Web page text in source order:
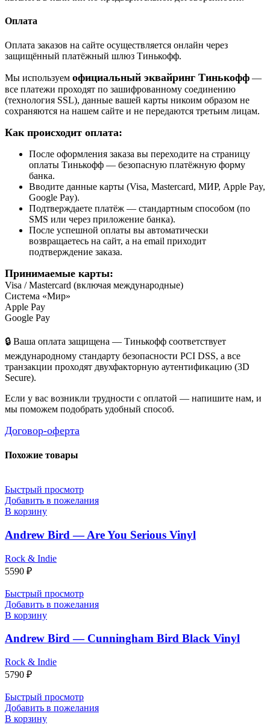
Оплата
Оплата заказов на сайте осуществляется онлайн через
защищённый платёжный шлюз Тинькофф.
Мы используем официальный эквайринг Тинькофф —
все платежи проходят по зашифрованному соединению
(технология SSL), данные вашей карты никоим образом не
сохраняются на нашем сайте и не передаются третьим лицам.
Как происходит оплата:
После оформления заказа вы переходите на страницу
оплаты Тинькофф — безопасную платёжную форму
банка.
Вводите данные карты (Visa, Mastercard, МИР, Apple Pay,
Google Pay).
Подтверждаете платёж — стандартным способом (по
SMS или через приложение банка).
После успешной оплаты вы автоматически
возвращаетесь на сайт, а на email приходит
подтверждение заказа.
Принимаемые карты:
Visa / Mastercard (включая международные)
Система «Мир»
Apple Pay
Google Pay
🔒 Ваша оплата защищена — Тинькофф соответствует
международному стандарту безопасности PCI DSS, а все
транзакции проходят двухфакторную аутентификацию (3D
Secure).
Если у вас возникли трудности с оплатой — напишите нам, и
мы поможем подобрать удобный способ.
Договор-оферта
Похожие товары
Быстрый просмотр
Добавить в пожелания
В корзину
Andrew Bird — Are You Serious Vinyl
Rock & Indie
5590 ₽
Быстрый просмотр
Добавить в пожелания
В корзину
Andrew Bird — Cunningham Bird Black Vinyl
Rock & Indie
5790 ₽
Быстрый просмотр
Добавить в пожелания
В корзину